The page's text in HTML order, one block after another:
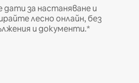
за настаняване и
лесно онлайн, без
и документи.*